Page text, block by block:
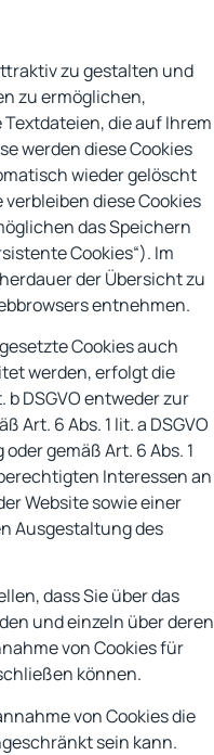
zu gestalten und
zu ermöglichen,
die auf Ihrem
werden diese Cookies
wieder gelöscht
verbleiben diese Cookies
das Speichern
Cookies“). Im
der Übersicht zu
entnehmen.
Cookies auch
werden, erfolgt die
b DSGVO entweder zur
Art. 6 Abs. 1 lit. a DSGVO
gemäß Art. 6 Abs. 1
Interessen an
Website sowie einer
Ausgestaltung des
dass Sie über das
und einzeln über deren
von Cookies für
können.
von Cookies die
sein kann.